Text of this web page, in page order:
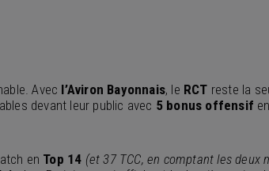
Avec l’Aviron Bayonnais, le RCT reste la
devant leur public avec 5 bonus offensif en
en Top 14 (et 37 TCC, en comptant les deux